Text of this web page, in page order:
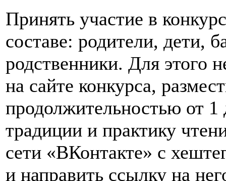
Принять участие в
составе: родители, дети,
родственники. Для этого
на сайте конкурса,
продолжительностью от
традиции и практику
сети «ВКонтакте» с
и направить ссылку на